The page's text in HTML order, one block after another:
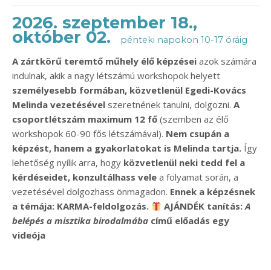
2026. szeptember 18.,
október 02. pénteki napokon 10-17 óráig
A zártkörű teremtő műhely élő képzései azok számára
indulnak, akik a nagy létszámú workshopok helyett
személyesebb formában, közvetlenül Egedi-Kovács
Melinda vezetésével szeretnének tanulni, dolgozni. A
csoportlétszám maximum 12 fő (szemben az élő
workshopok 60-90 fős létszámával). Nem csupán a
képzést, hanem a gyakorlatokat is Melinda tartja. Így
lehetőség nyílik arra, hogy közvetlenül neki tedd fel a
kérdéseidet, konzultálhass vele a folyamat során, a
vezetésével dolgozhass önmagadon. Ennek a képzésnek
a témája: KARMA-feldolgozás.
​ AJÁNDÉK tanítás:A
belépés a misztika birodalmába című előadás egy
videója